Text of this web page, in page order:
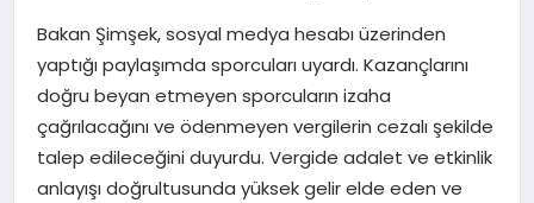
MAGAZIN
EĞITIM
TEKNOLOJI
Bakan Şimşek, sosyal medya hesabı üzerinden
yaptığı paylaşımda sporcuları uyardı. Kazançlarını
doğru beyan etmeyen sporcuların izaha
çağrılacağını ve ödenmeyen vergilerin cezalı şekilde
talep edileceğini duyurdu. Vergide adalet ve etkinlik
anlayışı doğrultusunda yüksek gelir elde eden ve